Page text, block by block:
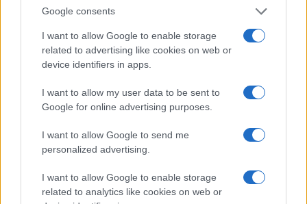
Google consents
I want to allow Google to enable storage
related to advertising like cookies on web or
device identifiers in apps.
I want to allow my user data to be sent to
Google for online advertising purposes.
I want to allow Google to send me
personalized advertising.
I want to allow Google to enable storage
related to analytics like cookies on web or
Lavoro digitale: il governo introduce nuove regole per
proteggere i lavoratori delle piattaforme
Andrea Innocenti · 3 Ago 2026
C’è posta per te, stasera 25 gennaio: gli ospiti e le
Controlli nel settore turistico-alberghiero: dati
allarmanti su lavoro e sicurezza